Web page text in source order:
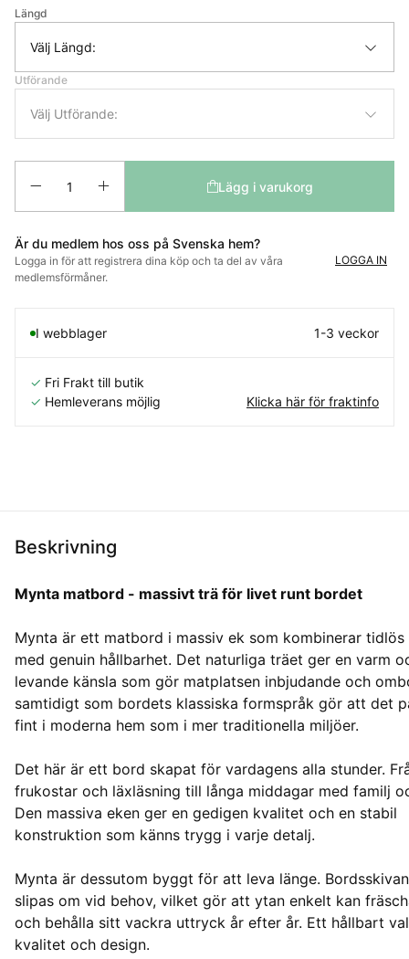
Längd
Välj Längd:
Utförande
Välj Utförande:
Lägg i varukorg
Är du medlem hos oss på Svenska hem?
Logga in för att registrera dina köp och ta del av våra
medlemsförmåner.
LOGGA IN
I webblager 1-3 veckor
✓ Fri Frakt till butik
✓ Hemleverans möjlig Klicka här för fraktinfo
Beskrivning
Mynta matbord - massivt trä för livet runt bordet
Mynta är ett matbord i massiv ek som kombinerar tidlös
med genuin hållbarhet. Det naturliga träet ger en varm
levande känsla som gör matplatsen inbjudande och
samtidigt som bordets klassiska formspråk gör att det
fint i moderna hem som i mer traditionella miljöer.
Det här är ett bord skapat för vardagens alla stunder.
frukostar och läxläsning till långa middagar med familj
Den massiva eken ger en gedigen kvalitet och en stabil
konstruktion som känns trygg i varje detalj.
Mynta är dessutom byggt för att leva länge.
slipas om vid behov, vilket gör att ytan enkelt kan
och behålla sitt vackra uttryck år efter år. Ett hållbart
kvalitet och design.